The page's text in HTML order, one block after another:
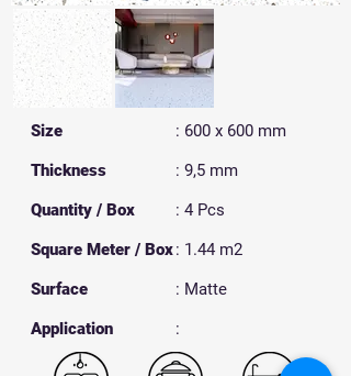
Size
Thickness
Quantity / Box
Square Meter / Box
Surface
​Application
: 600 x 600 mm
: 9,5 mm
: 4 Pcs
: 1.44 m2
: Matte
: